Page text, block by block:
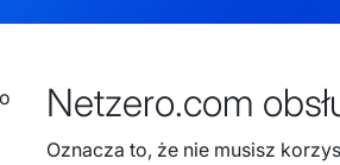
Netzero.com
Oznacza to, że nie musisz